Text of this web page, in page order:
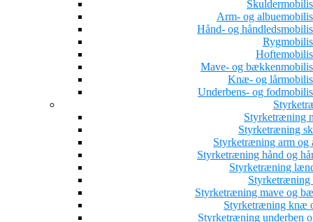
Arm- og
Hånd- og
Mave- og
Knæ- og
Underbens- og
Styrketræning
Styrketræning
Styrketræning arm og
Styrketræning hånd og
Styrketræning
Styrketræning
Styrketræning mave og
Styrketræning knæ
Styrketræning underben